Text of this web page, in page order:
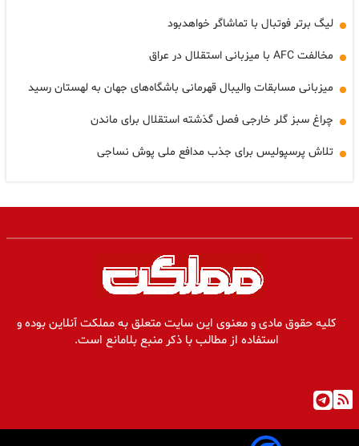
لیگ برتر فوتبال با تماشاگر خواهدبود
مخالفت AFC با میزبانی استقلال در عراق
میزبانی مسابقات والیبال قهرمانی باشگاه‌های جهان به لهستان رسید
چراغ سبز گلر خارجی فصل گذشته استقلال برای ماندن
تلاش پرسپولیس برای جذب مدافع ملی پوش نساجی
کلیه حقوق مادی و معنوی این سایت متعلق به مملکت آنلاین بوده و
استفاده از مطالب با ذکر منبع بلامانع است.